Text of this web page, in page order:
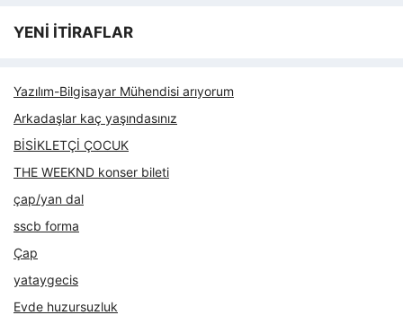
YENİ İTİRAFLAR
Yazılım-Bilgisayar Mühendisi arıyorum
Arkadaşlar kaç yaşındasınız
BİSİKLETÇİ ÇOCUK
THE WEEKND konser bileti
çap/yan dal
sscb forma
Çap
yataygecis
Evde huzursuzluk